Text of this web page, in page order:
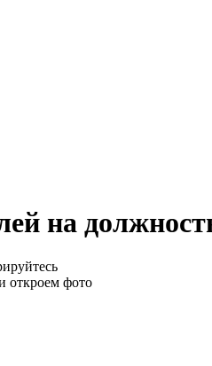
на
откроем фото